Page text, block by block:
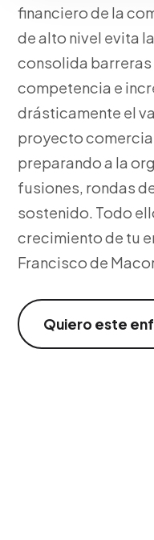
financiero de la
de alto nivel evita
consolida
competencia e
drásticamente el
proyecto
preparando a la
fusiones, rondas
sostenido. Todo
crecimiento de tu
Francisco de
Quiero este